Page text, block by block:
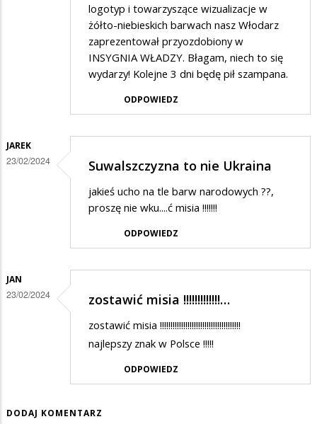
logotyp i towarzyszące wizualizacje w
żółto-niebieskich barwach nasz Włodarz
zaprezentował przyozdobiony w
INSYGNIA WŁADZY. Błagam, niech to się
wydarzy! Kolejne 3 dni będę pił szampana.
ODPOWIEDZ
JAREK
23/02/2024 Suwalszczyzna to nie Ukraina
jakieś ucho na tle barw narodowych ??,
proszę nie wku....ć misia !!!!!!!
ODPOWIEDZ
JAN
23/02/2024 zostawić misia !!!!!!!!!!!!!…
zostawić misia !!!!!!!!!!!!!!!!!!!!!!!!!!!!!!!!!!!!!!
najlepszy znak w Polsce !!!!!
ODPOWIEDZ
DODAJ KOMENTARZ